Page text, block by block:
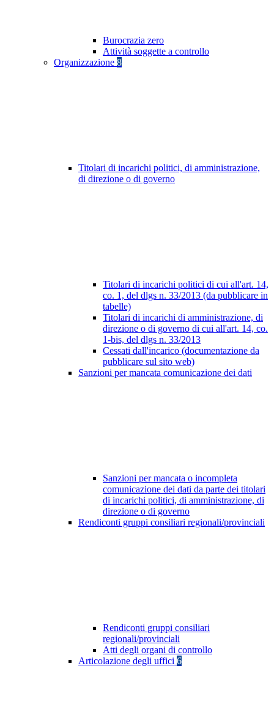
Burocrazia zero
Attività soggette a controllo
Organizzazione 8
Titolari di incarichi politici, di amministrazione,
di direzione o di governo
Titolari di incarichi politici di cui all'art. 14,
co. 1, del dlgs n. 33/2013 (da pubblicare in
tabelle)
Titolari di incarichi di amministrazione, di
direzione o di governo di cui all'art. 14, co.
1-bis, del dlgs n. 33/2013
Cessati dall'incarico (documentazione da
pubblicare sul sito web)
Sanzioni per mancata comunicazione dei dati
Sanzioni per mancata o incompleta
comunicazione dei dati da parte dei titolari
di incarichi politici, di amministrazione, di
direzione o di governo
Rendiconti gruppi consiliari regionali/provinciali
Rendiconti gruppi consiliari
regionali/provinciali
Atti degli organi di controllo
Articolazione degli uffici 6